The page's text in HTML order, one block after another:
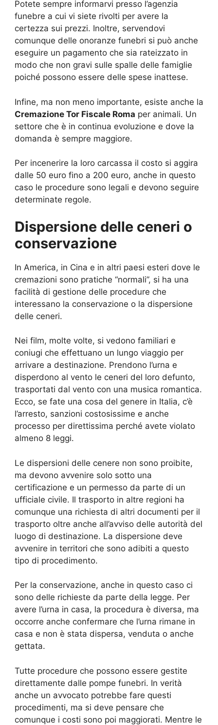
Potete sempre informarvi presso l’agenzia
funebre a cui vi siete rivolti per avere la
certezza sui prezzi. Inoltre, servendovi
comunque delle onoranze funebri si può anche
eseguire un pagamento che sia rateizzato in
modo che non gravi sulle spalle delle famiglie
poiché possono essere delle spese inattese.
Infine, ma non meno importante, esiste anche la
Cremazione Tor Fiscale Roma per animali. Un
settore che è in continua evoluzione e dove la
domanda è sempre maggiore.
Per incenerire la loro carcassa il costo si aggira
dalle 50 euro fino a 200 euro, anche in questo
caso le procedure sono legali e devono seguire
determinate regole.
Dispersione delle ceneri o
conservazione
In America, in Cina e in altri paesi esteri dove le
cremazioni sono pratiche “normali”, si ha una
facilità di gestione delle procedure che
interessano la conservazione o la dispersione
delle ceneri.
Nei film, molte volte, si vedono familiari e
coniugi che effettuano un lungo viaggio per
arrivare a destinazione. Prendono l’urna e
disperdono al vento le ceneri del loro defunto,
trasportati dal vento con una musica romantica.
Ecco, se fate una cosa del genere in Italia, c’è
l’arresto, sanzioni costosissime e anche
processo per direttissima perché avete violato
almeno 8 leggi.
Le dispersioni delle cenere non sono proibite,
ma devono avvenire solo sotto una
certificazione e un permesso da parte di un
ufficiale civile. Il trasporto in altre regioni ha
comunque una richiesta di altri documenti per il
trasporto oltre anche all’avviso delle autorità del
luogo di destinazione. La dispersione deve
avvenire in territori che sono adibiti a questo
tipo di procedimento.
Per la conservazione, anche in questo caso ci
sono delle richieste da parte della legge. Per
avere l’urna in casa, la procedura è diversa, ma
occorre anche confermare che l’urna rimane in
casa e non è stata dispersa, venduta o anche
gettata.
Tutte procedure che possono essere gestite
direttamente dalle pompe funebri. In verità
anche un avvocato potrebbe fare questi
procedimenti, ma si deve pensare che
comunque i costi sono poi maggiorati. Mentre le